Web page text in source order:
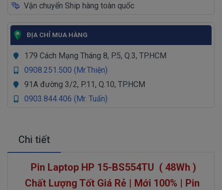
Vận chuyển Ship hàng toàn quốc
ĐỊA CHỈ MUA HÀNG
179 Cách Mạng Tháng 8, P.5, Q.3, TP.HCM
0908.251.500 (Mr.Thiện)
91A đường 3/2, P.11, Q.10, TP.HCM
0903.844.406 (Mr. Tuấn)
Chi tiết
Pin Laptop HP 15-BS554TU ( 48Wh )
Chất Lượng Tốt Giá Rẻ | Mới 100% | Pin